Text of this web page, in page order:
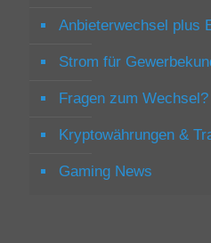
Anbieterwechsel plus
Strom für
Fragen zum Wechsel?
Kryptowährungen &
Gaming News